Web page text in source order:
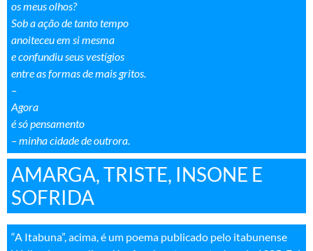
os meus olhos?
Sob a ação de tanto tempo
anoiteceu em si mesma
e confundiu seus vestígios
entre as formas de mais gritos.
–
Agora
é só pensamento
– minha cidade de outrora.
AMARGA, TRISTE, INSONE E
SOFRIDA
“A Itabuna”, acima, é um poema publicado pelo itabunense